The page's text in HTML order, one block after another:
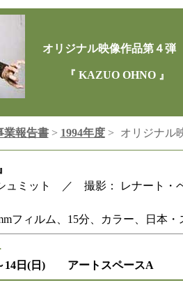
オリジナル映像作品第４弾
『 KAZUO OHNO 』
業報告書> 1994年度> オリジナル
ュミット ／ 撮影： レナート
フィルム、15分、カラー、日本
14日(日) アートスペースA